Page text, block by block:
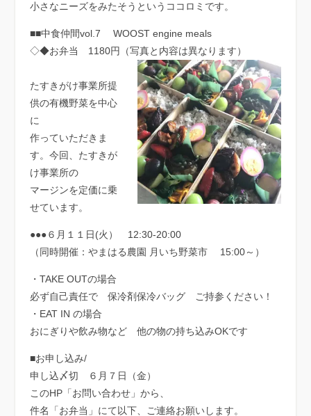
小さなニーズをみたそうというココロミです。
■■中食仲間vol.7 WOOST engine meals
◇◆お弁当 1180円（写真と内容は異なります）
たすきがけ事業所提
供の有機野菜を中心
に
作っていただきま
す。今回、たすきが
け事業所の
マージンを定価に乗
せています。
●●●６月１１日(火） 12:30-20:00
（同時開催：やまはる農園 月いち野菜市 15:00～）
・TAKE OUTの場合
必ず自己責任で 保冷剤保冷バッグ ご持参ください！
・EAT IN の場合
おにぎりや飲み物など 他の物の持ち込みOKです
■お申し込み/
申し込〆切 ６月７日（金）
このHP「お問い合わせ」から、
件名「お弁当」にて以下、ご連絡お願いします。